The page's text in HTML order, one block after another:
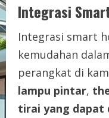
Integrasi
Integrasi smart
kemudahan
perangkat di
lampu pintar,
tirai yang dapat